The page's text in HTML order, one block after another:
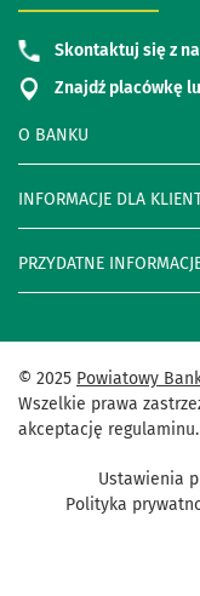
O BANKU
INFORMACJE DLA
PRZYDATNE
Skontaktuj się z
Znajdź placówkę
© 2025 Powiatowy
Wszelkie prawa
akceptację regulaminu.
Ustawienia
Polityka